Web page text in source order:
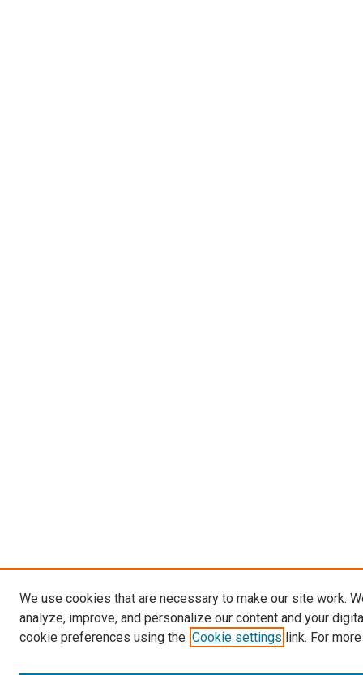
We use cookies that are necessary to make our site work.
analyze, improve, and personalize our content and your
cookie preferences using the Cookie settings link. For